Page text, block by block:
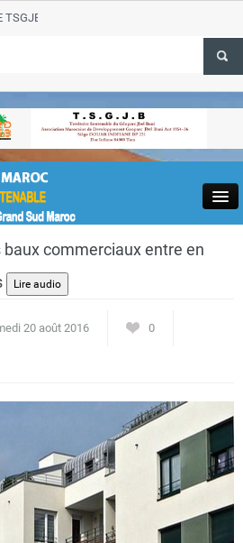
: le programme de rehabilitation post-
: un hackathon de l’ANDZOA stimule
de Tata : le programme de
baux commerciaux entre en
20 août 2016 0